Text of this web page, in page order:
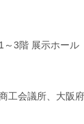
3階 展示ホール
工会議所、大阪